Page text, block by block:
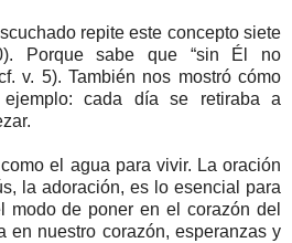
repite este concepto siete
Porque sabe que “sin Él no
v. 5). También nos mostró cómo
ejemplo: cada día se retiraba a
el agua para vivir. La oración
la adoración, es lo esencial para
modo de poner en el corazón del
en nuestro corazón, esperanzas y